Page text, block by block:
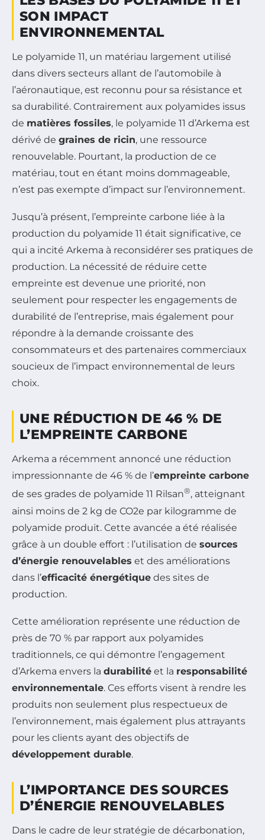
SON IMPACT
ENVIRONNEMENTAL
Le polyamide 11, un matériau largement utilisé
dans divers secteurs allant de l’automobile à
l’aéronautique, est reconnu pour sa résistance et
sa durabilité. Contrairement aux polyamides issus
de matières fossiles, le polyamide 11 d’Arkema est
dérivé de graines de ricin, une ressource
renouvelable. Pourtant, la production de ce
matériau, tout en étant moins dommageable,
n’est pas exempte d’impact sur l’environnement.
Jusqu’à présent, l’empreinte carbone liée à la
production du polyamide 11 était significative, ce
qui a incité Arkema à reconsidérer ses pratiques de
production. La nécessité de réduire cette
empreinte est devenue une priorité, non
seulement pour respecter les engagements de
durabilité de l’entreprise, mais également pour
répondre à la demande croissante des
consommateurs et des partenaires commerciaux
soucieux de l’impact environnemental de leurs
choix.
UNE RÉDUCTION DE 46 % DE
L’EMPREINTE CARBONE
Arkema a récemment annoncé une réduction
impressionnante de 46 % de l’empreinte carbone
de ses grades de polyamide 11 Rilsan®, atteignant
ainsi moins de 2 kg de CO2e par kilogramme de
polyamide produit. Cette avancée a été réalisée
grâce à un double effort : l’utilisation de sources
d’énergie renouvelables et des améliorations
dans l’efficacité énergétique des sites de
production.
Cette amélioration représente une réduction de
près de 70 % par rapport aux polyamides
traditionnels, ce qui démontre l’engagement
d’Arkema envers la durabilité et la responsabilité
environnementale. Ces efforts visent à rendre les
produits non seulement plus respectueux de
l’environnement, mais également plus attrayants
pour les clients ayant des objectifs de
développement durable.
L’IMPORTANCE DES SOURCES
D’ÉNERGIE RENOUVELABLES
Dans le cadre de leur stratégie de décarbonation,